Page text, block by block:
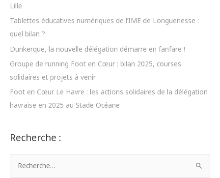
Lille
Tablettes éducatives numériques de l’IME de Longuenesse :
quel bilan ?
Dunkerque, la nouvelle délégation démarre en fanfare !
Groupe de running Foot en Cœur : bilan 2025, courses
solidaires et projets à venir
Foot en Cœur Le Havre : les actions solidaires de la délégation
havraise en 2025 au Stade Océane
Recherche :